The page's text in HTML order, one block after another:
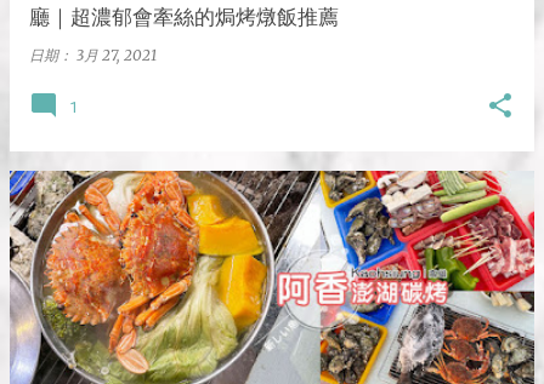
廳｜超濃郁會牽絲的焗烤燉飯推薦
日期： 3月 27, 2021
1